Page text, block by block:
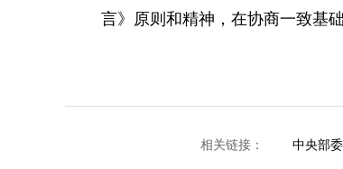
言》原则和精神，在协商一致基
相关链接： 中央部委